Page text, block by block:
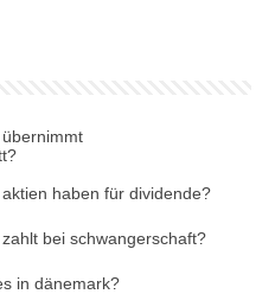
haben für dividende?
bei schwangerschaft?
in dänemark?